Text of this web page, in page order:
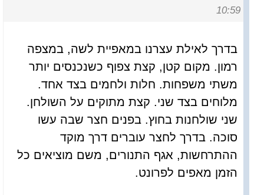
10:59
בדרך לאילת עצרנו במאפיית לשה, במצפה
רמון. מקום קטן, קצת צפוף כשנכנסים יותר
משתי משפחות. חלות ולחמים בצד אחד.
מלוחים בצד שני. קצת מתוקים על השולחן.
שני שולחנות בחוץ. בפנים חצר שבה עשו
סוכה. בדרך לחצר עוברים דרך מוקד
ההתרחשות, אגף התנורים, משם מוציאים כל
הזמן מאפים לפרונט.